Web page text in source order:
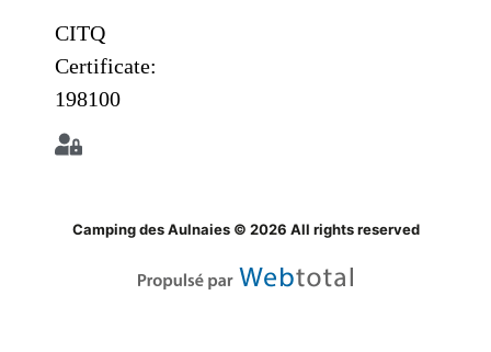
CITQ
Certificate:
198100
Camping des Aulnaies © 2026 All rights reserved